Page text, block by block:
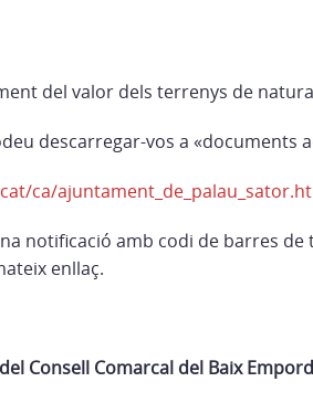
del valor dels terrenys de
descarregar-vos a
ca/
notificació amb codi de barres
enllaç.
Consell Comarcal del Baix